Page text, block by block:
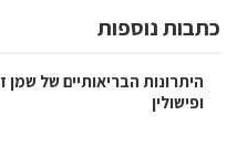
כתבות נוספות
היתרונות הבריאותיים של שמן
ופישולין